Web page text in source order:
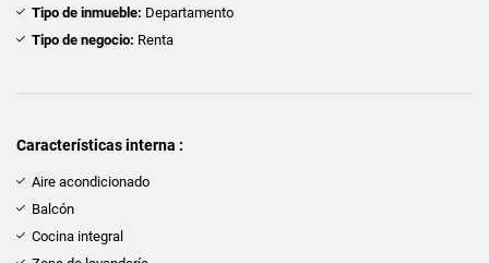
Tipo de inmueble: Departamento
Tipo de negocio: Renta
Características interna :
Aire acondicionado
Balcón
Cocina integral